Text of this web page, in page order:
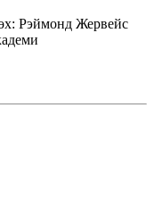
Рэймонд Жервейс